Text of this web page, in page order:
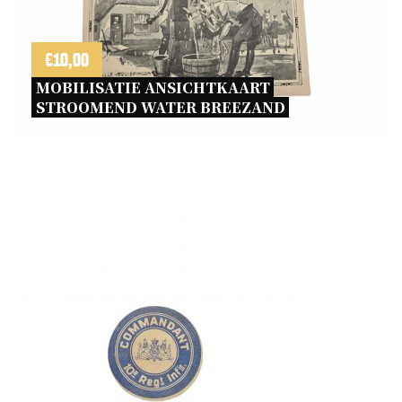
€10,00
MOBILISATIE ANSICHTKAART
STROOMEND WATER BREEZAND